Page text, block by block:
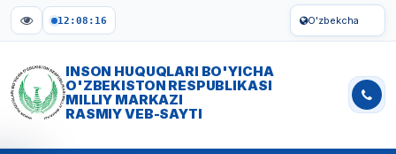
12:08:16 O'zbekcha
INSON HUQUQLARI BO'YICHA
O'ZBEKISTON RESPUBLIKASI
MILLIY MARKAZI
RASMIY VEB-SAYTI